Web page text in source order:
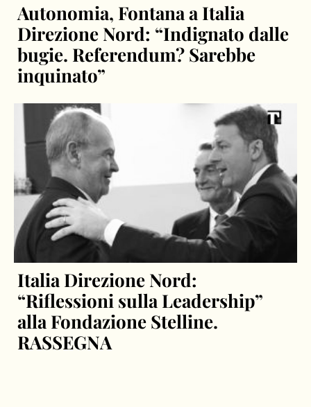
Autonomia, Fontana a Italia
Direzione Nord: “Indignato dalle
bugie. Referendum? Sarebbe
inquinato”
Italia Direzione Nord:
“Riflessioni sulla Leadership”
alla Fondazione Stelline.
RASSEGNA